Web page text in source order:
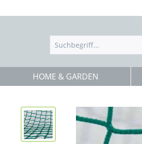
HOME & GARDEN